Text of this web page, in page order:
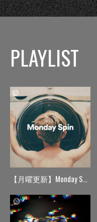
PLAYLIST
【月曜更新】Monday Spin